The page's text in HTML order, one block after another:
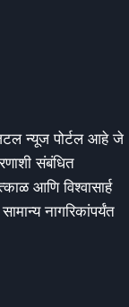
न्यूज पोर्टल आहे जे
संबंधित
आणि विश्वासार्ह
नागरिकांपर्यंत